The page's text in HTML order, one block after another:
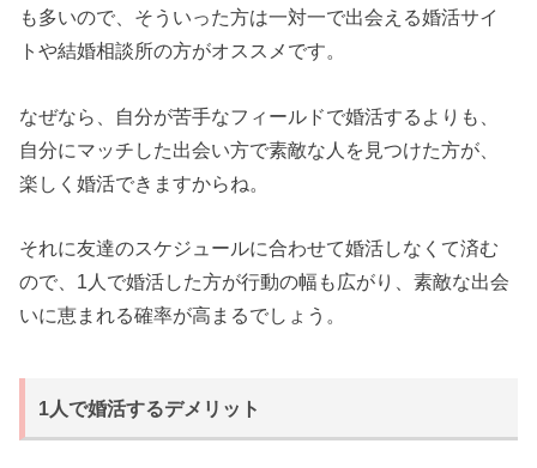
も多いので、そういった方は一対一で出会える婚活サイ
トや結婚相談所の方がオススメです。
なぜなら、自分が苦手なフィールドで婚活するよりも、
自分にマッチした出会い方で素敵な人を見つけた方が、
楽しく婚活できますからね。
それに友達のスケジュールに合わせて婚活しなくて済む
ので、1人で婚活した方が行動の幅も広がり、素敵な出会
いに恵まれる確率が高まるでしょう。
1人で婚活するデメリット